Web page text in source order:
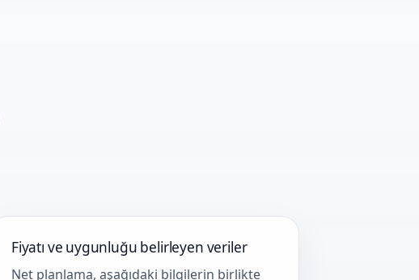
Fiyatı ve uygunluğu belirleyen veriler
Net planlama, aşağıdaki bilgilerin birlikte